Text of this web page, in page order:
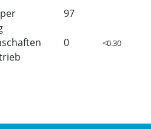
97
0 <0.30